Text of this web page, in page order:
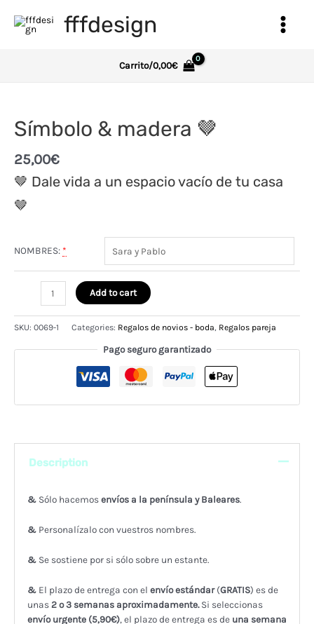
contenido
fffdesign
Main
Carrito/0,00€
Símbolo & madera 🤎
25,00€
🤎 Dale vida a un espacio vacío de tu casa
🤎
NOMBRES: *
madera
🤎
Add to cart
SKU: 0069-1 Categories: Regalos de novios - boda, Regalos pareja
Pago seguro garantizado
Description
&Sólo hacemosenvíos a la península y Baleares.
&Personalízalo con vuestros nombres.
&Se sostiene por si sólo sobre un estante.
&El plazo de entrega con el envío estándar(GRATIS) es de
unas 2 o 3 semanas aproximadamente.Si seleccionas
envío urgente (5,90€), el plazo de entrega es deuna semana